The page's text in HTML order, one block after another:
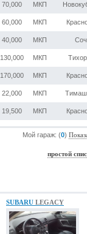
70,000 МКП
60,000 МКП
40,000 МКП
130,000 МКП
170,000 МКП
22,000 МКП
19,500 МКП
Мой гараж: (0)
простой
SUBARU LEGACY